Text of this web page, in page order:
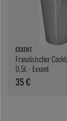
EXXENT
Französischer
0,5L - Exxent
35 €